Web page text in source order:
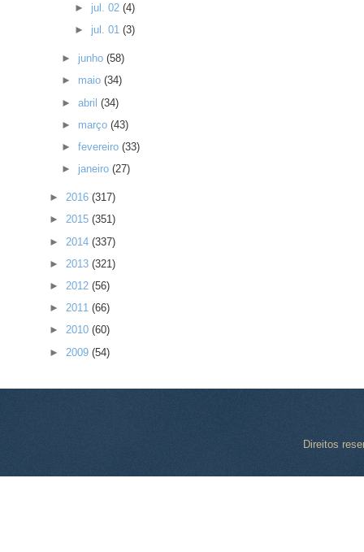
► jul. 02 (4)
► jul. 01 (3)
► junho(58)
► maio(34)
►abril(34)
► março(43)
►fevereiro(33)
► janeiro(27)
► 2016 (317)
► 2015 (351)
► 2014 (337)
► 2013 (321)
► 2012 (56)
► 2011 (66)
► 2010 (60)
► 2009 (54)
Direitos